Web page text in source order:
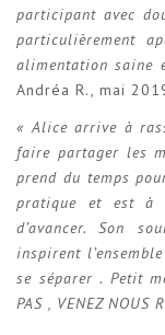
participant avec
particulièrement
alimentation saine
Andréa R., mai
« Alice arrive à
faire partager les
prend du temps
pratique et est à
d’avancer. Son
inspirent
se séparer . Petit
PAS , VENEZ NOUS